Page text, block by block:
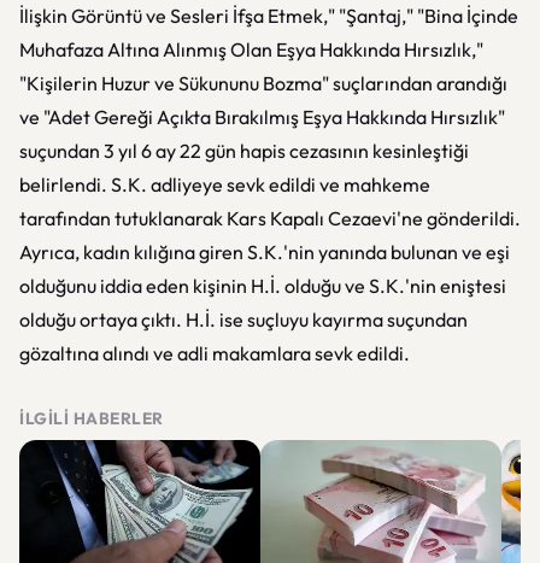
İlişkin Görüntü ve Sesleri İfşa Etmek," "Şantaj," "Bina İçinde
Muhafaza Altına Alınmış Olan Eşya Hakkında Hırsızlık,"
"Kişilerin Huzur ve Sükununu Bozma" suçlarından arandığı
ve "Adet Gereği Açıkta Bırakılmış Eşya Hakkında Hırsızlık"
suçundan 3 yıl 6 ay 22 gün hapis cezasının kesinleştiği
belirlendi. S.K. adliyeye sevk edildi ve mahkeme
tarafından tutuklanarak Kars Kapalı Cezaevi'ne gönderildi.
Ayrıca, kadın kılığına giren S.K.'nin yanında bulunan ve eşi
olduğunu iddia eden kişinin H.İ. olduğu ve S.K.'nin eniştesi
olduğu ortaya çıktı. H.İ. ise suçluyu kayırma suçundan
gözaltına alındı ve adli makamlara sevk edildi.
İLGILI HABERLER